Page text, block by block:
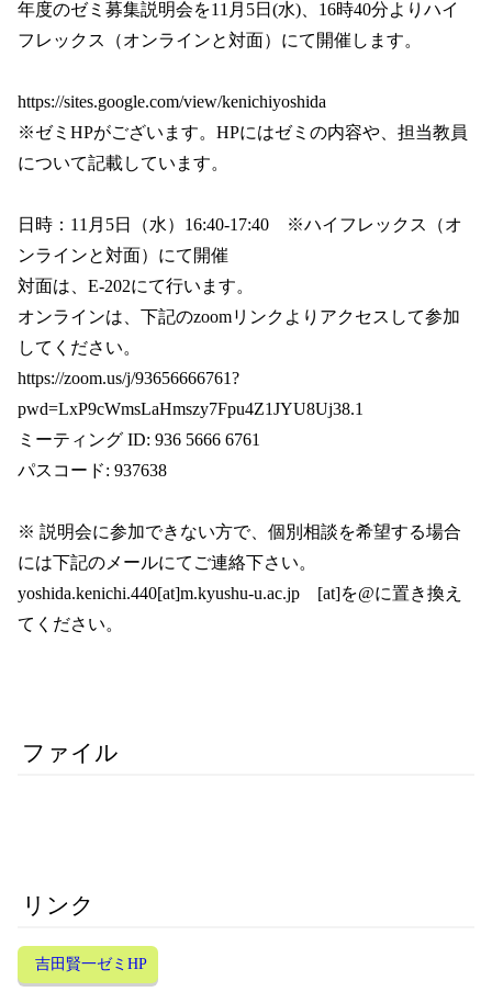
年度のゼミ募集説明会を11月5日(水)、16時40分よりハイ
フレックス（オンラインと対面）にて開催します。
https://sites.google.com/view/kenichiyoshida
※ゼミHPがございます。HPにはゼミの内容や、担当教員
について記載しています。
日時：11月5日（水）16:40-17:40 ※ハイフレックス（オ
ンラインと対面）にて開催
対面は、E-202にて行います。
オンラインは、下記のzoomリンクよりアクセスして参加
してください。
https://zoom.us/j/93656666761?
pwd=LxP9cWmsLaHmszy7Fpu4Z1JYU8Uj38.1
ミーティング ID: 936 5666 6761
パスコード: 937638
※ 説明会に参加できない方で、個別相談を希望する場合
には下記のメールにてご連絡下さい。
yoshida.kenichi.440[at]m.kyushu-u.ac.jp [at]を@に置き換え
てください。
ファイル
リンク
吉田賢一ゼミHP